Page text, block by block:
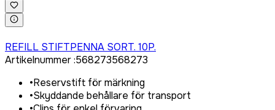
REFILL STIFTPENNA SORT. 10P.
Artikelnummer:568273568273
•Reservstift för märkning
•Skyddande behållare för transport